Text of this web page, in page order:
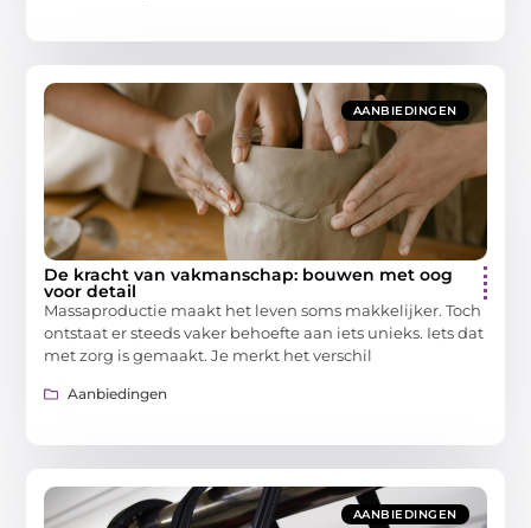
AANBIEDINGEN
De kracht van vakmanschap: bouwen met oog
voor detail
Massaproductie maakt het leven soms makkelijker. Toch
ontstaat er steeds vaker behoefte aan iets unieks. Iets dat
met zorg is gemaakt. Je merkt het verschil
Aanbiedingen
AANBIEDINGEN